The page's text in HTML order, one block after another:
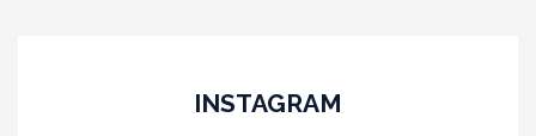
INSTAGRAM